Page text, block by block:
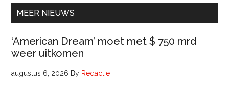
uur)
MEER NIEUWS
‘American Dream’ moet met $ 750 mrd
weer uitkomen
augustus 6, 2026 By Redactie